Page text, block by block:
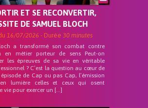
ET SE RECONVERTIR,
DE SAMUEL BLOCH
16/07/2026 - Durée 30 minutes
a transformé son combat contre
en métier porteur de sens Peut-on
les épreuves de sa vie en véritable
? C’est la question au cœur de
de Cap ou pas Cap, l’émission
lumière celles et ceux qui osent
vie pour exercer un […]